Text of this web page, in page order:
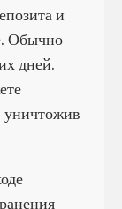
и
Обычно
дней.
уничтожив